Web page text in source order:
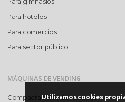
Para hoteles
Para comercios
Para sector público
MÁQUINAS DE VENDING
Compactadoras de residuos
Utilizamos cookies